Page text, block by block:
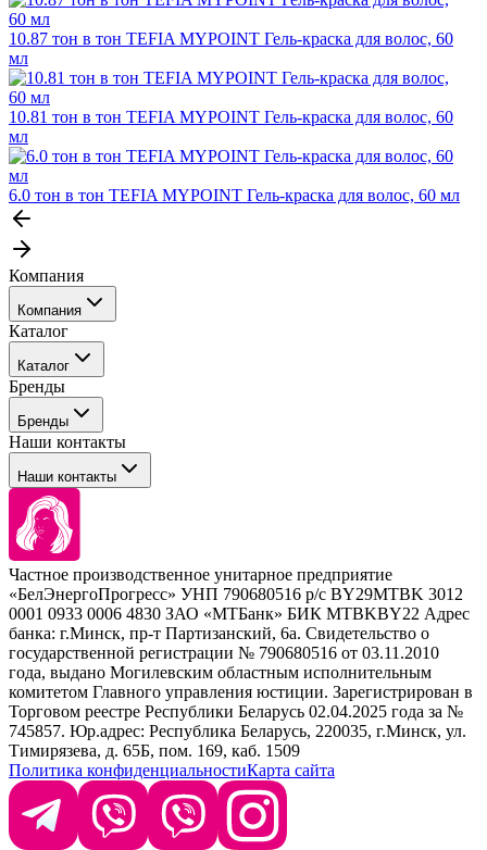
10.87 тон в тон TEFIA MYPOINT Гель-краска для волос, 60
мл
10.81 тон в тон TEFIA MYPOINT Гель-краска для волос, 60
мл
6.0 тон в тон TEFIA MYPOINT Гель-краска для волос, 60 мл
Компания
Компания
События
Покупателю
Каталог
Каталог
Профессиональные средства для окрашивания волос
Сервисные средства
Уход
Стайлинг
Брови и ресницы
Барберинг
Наборы
Расходные материалы
Бренды
Бренды
Tefia
Concept
Kezy
Barex
Sim Sensitive
Kebren
Selective Professional
White Line
Наши контакты
Наши контакты
+ 375 44 7233514
+ 375 29 1649505
info@krasabel.by
Офис: г. Минск, ул. Тимирязева 65Б, офис 1509
Склад: г. Минск, ул. Домбровская, 15
Время работы: пн–чт 9:00–17:30, пт 9:00–17:00
Частное производственное унитарное предприятие
«БелЭнергоПрогресс» УНП 790680516 р/с BY29MTBK 3012
0001 0933 0006 4830 ЗАО «МТБанк» БИК MTBKBY22 Адрес
банка: г.Минск, пр-т Партизанский, 6а. Свидетельство о
государственной регистрации № 790680516 от 03.11.2010
года, выдано Могилевским областным исполнительным
комитетом Главного управления юстиции. Зарегистрирован в
Торговом реестре Республики Беларусь 02.04.2025 года за №
745857. Юр.адрес: Республика Беларусь, 220035, г.Минск, ул.
Тимирязева, д. 65Б, пом. 169, каб. 1509
Политика конфиденциальностиКарта сайта